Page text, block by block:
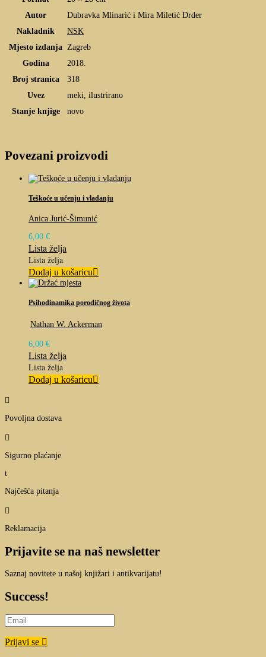
Autor
Dubravka Mlinarić i Mira Miletić Drder
Nakladnik
NSK
Mjesto izdanja Zagreb
Godina
2018.
Broj stranica
318
Uvez
meki, ilustrirano
Stanje knjige
novo
Povezani proizvodi
Teškoće u učenju i vladanju
Anica Jurić-Šimunić
6,00 €
Lista želja
Lista želja
Dodaj u košaricu
Psihodinamika porodičnog života
Nathan W. Ackerman
6,00 €
Lista želja
Lista želja
Dodaj u košaricu

Povoljna dostava

Sigurno plaćanje
t
Najčešća pitanja

Reklamacija
Prijavite se na naš newsletter
Saznaj novitete u našoj knjižari i antikvarijatu!
Success!
Prijavi se